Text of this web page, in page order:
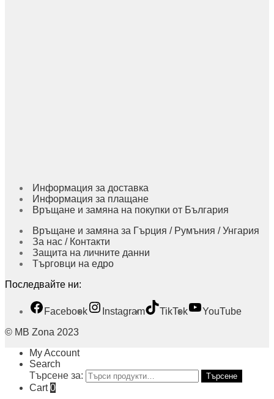
Информация за доставка
Информация за плащане
Връщане и замяна на покупки от България
Връщане и замяна за Гърция / Румъния / Унгария
За нас / Контакти
Защита на личните данни
Търговци на едро
Последвайте ни:
Facebook Instagram TikTok
YouTube
© MB Zona 2023
My Account
Search
Търсене за:
Търсене
Cart0